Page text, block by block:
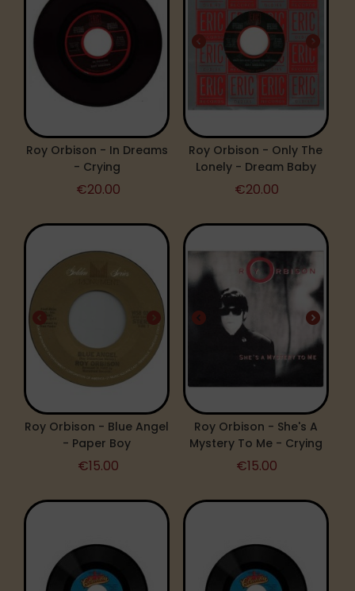
Roy Orbison - In Dreams
- Crying
€20.00
Roy Orbison - Only The
Lonely - Dream Baby
€20.00
Roy Orbison - Blue Angel
- Paper Boy
€15.00
Roy Orbison ‎- She's A
Mystery To Me - Crying
€15.00